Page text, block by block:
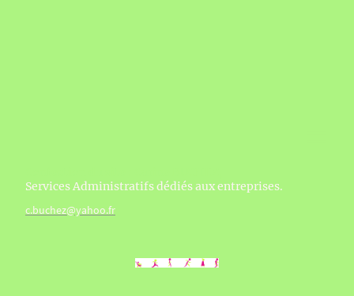
Services Administratifs dédiés aux entreprises.
c.buchez@yahoo.fr